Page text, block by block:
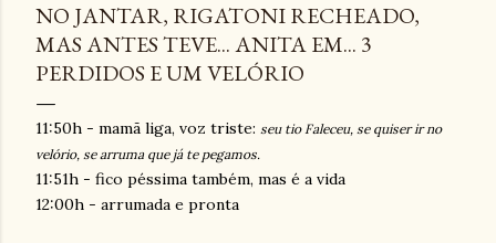
NO JANTAR, RIGATONI RECHEADO,
MAS ANTES TEVE... ANITA EM... 3
PERDIDOS E UM VELÓRIO
11:50h - mamã liga, voz triste: seu tioFaleceu, se quiser ir no
velório, se arruma que já te pegamos.
11:51h - fico péssima também, mas é a vida
12:00h - arrumada e pronta